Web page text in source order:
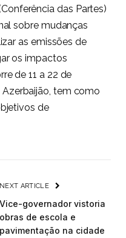
das Partes)
sobre mudanças
as emissões de
os impactos
de 11 a 22 de
tem como
de
NEXT ARTICLE
Vice-governador vistoria
obras de escola e
pavimentação na cidade